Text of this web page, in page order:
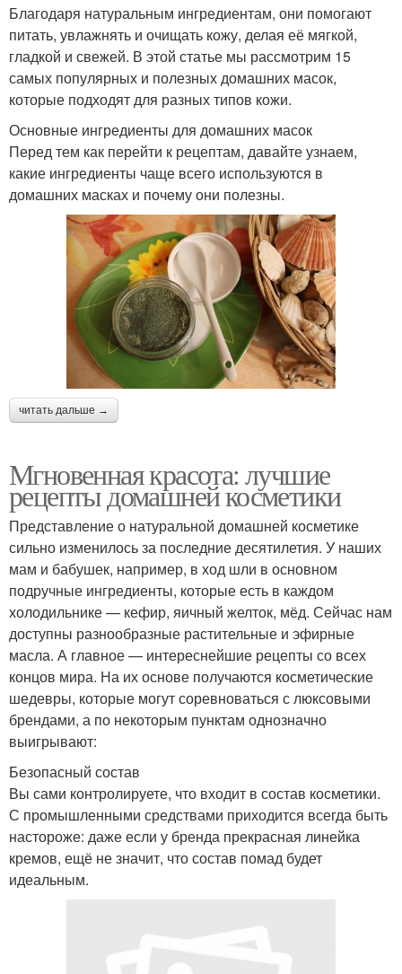
Благодаря натуральным ингредиентам, они помогают
питать, увлажнять и очищать кожу, делая её мягкой,
гладкой и свежей. В этой статье мы рассмотрим 15
самых популярных и полезных домашних масок,
которые подходят для разных типов кожи.
Основные ингредиенты для домашних масок
Перед тем как перейти к рецептам, давайте узнаем,
какие ингредиенты чаще всего используются в
домашних масках и почему они полезны.
читать дальше →
Мгновенная красота: лучшие
рецепты домашней косметики
Представление о натуральной домашней косметике
сильно изменилось за последние десятилетия. У наших
мам и бабушек, например, в ход шли в основном
подручные ингредиенты, которые есть в каждом
холодильнике — кефир, яичный желток, мёд. Сейчас нам
доступны разнообразные растительные и эфирные
масла. А главное — интереснейшие рецепты со всех
концов мира. На их основе получаются косметические
шедевры, которые могут соревноваться с люксовыми
брендами, а по некоторым пунктам однозначно
выигрывают:
Безопасный состав
Вы сами контролируете, что входит в состав косметики.
С промышленными средствами приходится всегда быть
настороже: даже если у бренда прекрасная линейка
кремов, ещё не значит, что состав помад будет
идеальным.